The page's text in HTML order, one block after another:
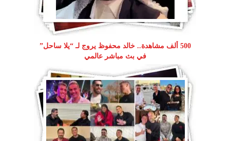
500 ألف مشاهدة.. خالد محفوظ يروج لـ “يلا ساحل”
في بث مباشر عالمي